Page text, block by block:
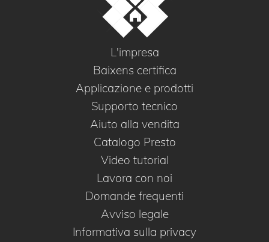
L'impresa
Baixens certifica
Applicazione e prodotti
Supporto tecnico
Aiuto alla vendita
Catalogo Presto
Video tutorial
Lavora con noi
Domande frequenti
Avviso legale
Informativa sulla privacy